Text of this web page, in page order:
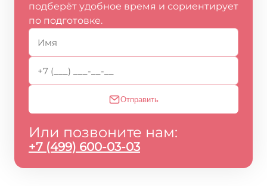
подберёт удобное время и сориентирует
по подготовке.
Отправить
Или позвоните нам:
+7 (499) 600-03-03